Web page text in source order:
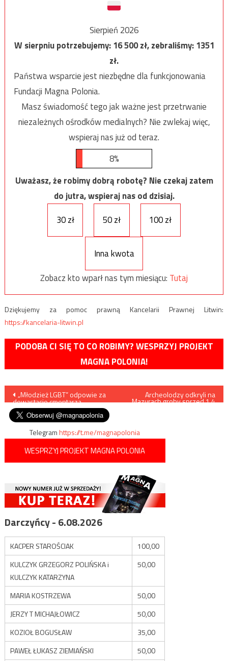
Sierpień 2026
W sierpniu potrzebujemy:16 500zł, zebraliśmy:1351
zł.
Państwa wsparcie jest niezbędne dla funkcjonowania
Fundacji Magna Polonia.
Masz świadomość tego jak ważne jest przetrwanie
niezależnych ośrodków medialnych? Nie zwlekaj więc,
wspieraj nas już od teraz.
8%
Uważasz, że robimy dobrą robotę? Nie czekaj zatem
do jutra, wspieraj nas od dzisiaj.
30 zł
50 zł 100 zł
Inna kwota
Zobacz kto wparł nas tym miesiącu: Tutaj
Dziękujemy za pomoc prawną Kancelarii Prawnej Litwin:
https://kancelaria-litwin.pl
PODOBA CI SIĘ TO CO ROBIMY? WESPRZYJ PROJEKT
MAGNA POLONIA!
Nawigacja
wpisu
„Młodzież LGBT” odpowie za
dewastacje cmentarza
Archeolodzy odkryli na
Mazurach groby sprzed 1,4
Telegramhttps://t.me/magnapolonia
WESPRZYJ PROJEKT MAGNA POLONIA
Darczyńcy - 6.08.2026
KACPER STAROŚCIAK
100,00
KULCZYK GRZEGORZ POLIŃSKA i
KULCZYK KATARZYNA
50,00
MARIA KOSTRZEWA
50,00
JERZY T MICHAJŁOWICZ
50,00
KOZIOŁ BOGUSŁAW
35,00
PAWEŁ ŁUKASZ ZIEMIAŃSKI
50,00